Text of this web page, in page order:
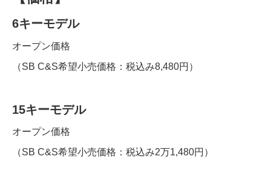
6キーモデル
オープン価格
（SB C&S希望小売価格：税込み8,480円）
15キーモデル
オープン価格
（SB C&S希望小売価格：税込み2万1,480円）